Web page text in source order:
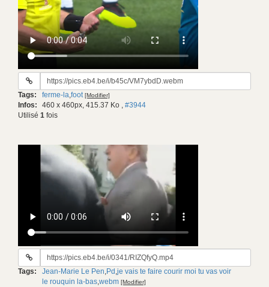
URL
gif:
Tags: ferme-la foot [Modifier]
Infos: 460 x 460px, 415.37 Ko
#3944
Utilisé 1 fois
URL
gif:
Tags: Jean-Marie Le Pen,Pd ,je vais te faire courir moi tu vas voir
le rouquin la-bas,webm [Modifier]